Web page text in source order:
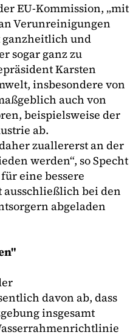
EU-Kommission, „mit
Verunreinigungen
ganzheitlich und
sogar ganz zu
Karsten
insbesondere von
auch von
beispielsweise der
ab.
zuallererst an der
werden“, so Specht
eine bessere
bei den
abgeladen
davon ab, dass
insgesamt